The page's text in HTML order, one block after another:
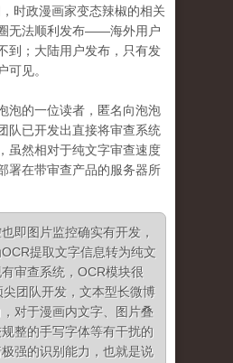
时政漫画家变态辣椒的相关
无法顺利发布——海外用户
到；大陆用户发布，只有发
可见。
泡的一位读者，匿名向泡泡
队已开发出直接将审查系统
虽然相对于纯文字审查速度
署在带审查产品的服务器所
即图片监控确实有开发，
提取文字信息转为纯文
审查系统，OCR模块很
尖团队开发，文本型长微博
对于漫画内文字、图片叠
整的手写字体等有干扰的
强的识别能力，也就是说